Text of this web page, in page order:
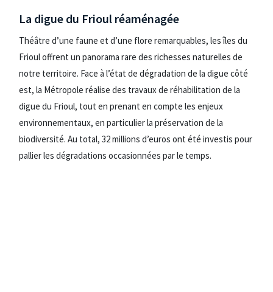
La digue du Frioul réaménagée
Théâtre d’une faune et d’une flore remarquables, les îles du
Frioul offrent un panorama rare des richesses naturelles de
notre territoire. Face à l’état de dégradation de la digue côté
est, la Métropole réalise des travaux de réhabilitation de la
digue du Frioul, tout en prenant en compte les enjeux
environnementaux, en particulier la préservation de la
biodiversité. Au total, 32 millions d’euros ont été investis pour
pallier les dégradations occasionnées par le temps.